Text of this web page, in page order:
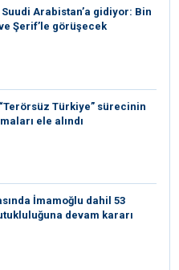
Suudi Arabistan’a gidiyor: Bin
Şerif’le görüşecek
“Terörsüz Türkiye” sürecinin
ele alındı
İmamoğlu dahil 53
devam kararı